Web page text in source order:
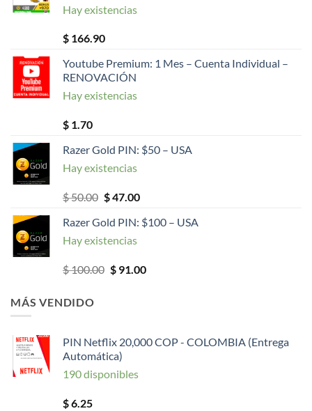
Hay existencias
$ 166.90
Youtube Premium: 1 Mes – Cuenta Individual –
RENOVACIÓN
Hay existencias
$ 1.70
Razer Gold PIN: $50 – USA
Hay existencias
$50.00 El
original
era:
$47.00El
actual
Razer Gold PIN: $100 – USA
Hay existencias
$100.00 El
$91.00El
MÁS VENDIDO
PIN Netflix 20,000 COP - COLOMBIA (Entrega
Automática)
190 disponibles
$6.25